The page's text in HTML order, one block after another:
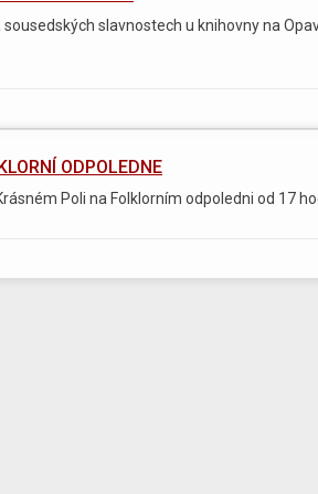
slavnostech u knihovny na
ODPOLEDNE
Poli na Folklorním odpoledni od 17